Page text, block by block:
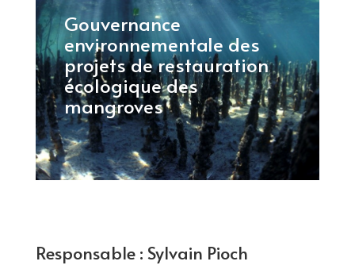
Gouvernance
environnementale des
projets de restauration
écologique des
mangroves
Responsable : Sylvain Pioch